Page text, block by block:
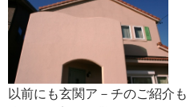
以前にも玄関ア－チのご紹介